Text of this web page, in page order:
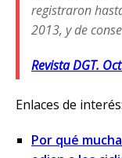
registraron
2013, y de
Revista DGT.
Enlaces de interés:
Por qué